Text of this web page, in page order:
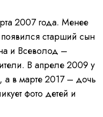
2007 года. Менее
старший сын
и Всеволод –
В апреле 2009 у
в марте 2017 – дочь
фото детей и